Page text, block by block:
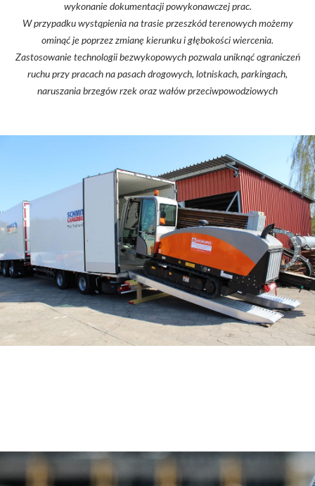
wykonanie dokumentacji powykonawczej prac.
W przypadku wystąpienia na trasie przeszkód terenowych możemy
ominąć je poprzez zmianę kierunku i głębokości wiercenia.
Zastosowanie technologii bezwykopowych pozwala uniknąć ograniczeń
ruchu przy pracach na pasach drogowych, lotniskach, parkingach,
naruszania brzegów rzek oraz wałów przeciwpowodziowych